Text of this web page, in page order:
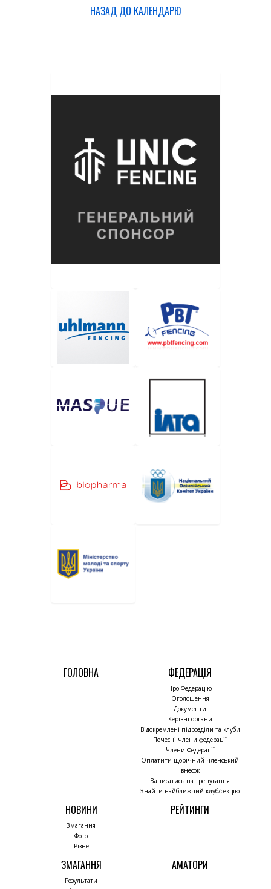
НАЗАД ДО КАЛЕНДАРЮ
ГОЛОВНА ФЕДЕРАЦІЯ
Про Федерацію
Оголошення
Документи
Керівні органи
Відокремлені підрозділи та клуби
Почесні члени федерації
Члени Федерації
Оплатити щорічний членський
внесок
Записатись на тренування
Знайти найближчий клуб/секцію
НОВИНИ
Змагання
Фото
Різне
РЕЙТИНГИ
ЗМАГАННЯ
Результати
АМАТОРИ